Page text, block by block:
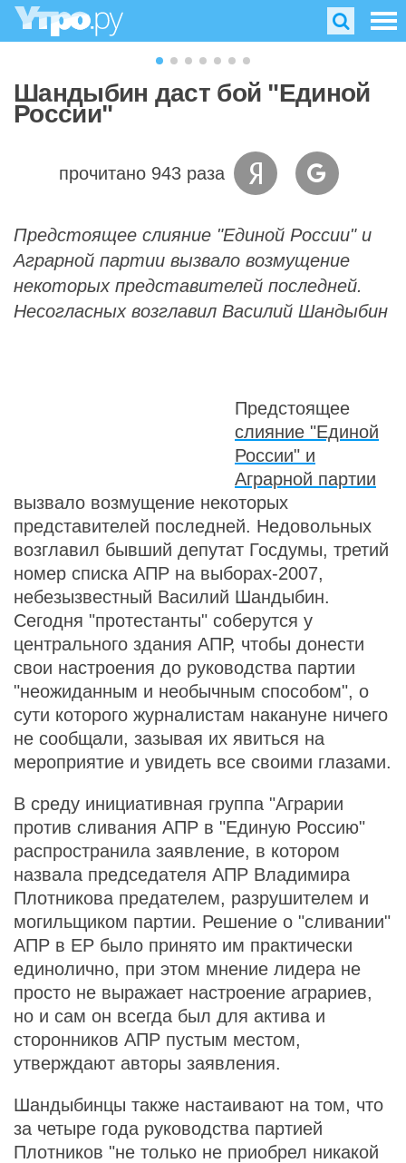
Шандыбин даст бой "Единой
России"
прочитано 943 раза
Предстоящее слияние "Единой России" и
Аграрной партии вызвало возмущение
некоторых представителей последней.
Несогласных возглавил Василий Шандыбин
Предстоящее
слияние "Единой
России" и
Аграрной партии
вызвало возмущение некоторых
представителей последней. Недовольных
возглавил бывший депутат Госдумы, третий
номер списка АПР на выборах-2007,
небезызвестный Василий Шандыбин.
Сегодня "протестанты" соберутся у
центрального здания АПР, чтобы донести
свои настроения до руководства партии
"неожиданным и необычным способом", о
сути которого журналистам накануне ничего
не сообщали, зазывая их явиться на
мероприятие и увидеть все своими глазами.
В среду инициативная группа "Аграрии
против сливания АПР в "Единую Россию"
распространила заявление, в котором
назвала председателя АПР Владимира
Плотникова предателем, разрушителем и
могильщиком партии. Решение о "сливании"
АПР в ЕР было принято им практически
единолично, при этом мнение лидера не
просто не выражает настроение аграриев,
но и сам он всегда был для актива и
сторонников АПР пустым местом,
утверждают авторы заявления.
Шандыбинцы также настаивают на том, что
за четыре года руководства партией
Плотников "не только не приобрел никакой